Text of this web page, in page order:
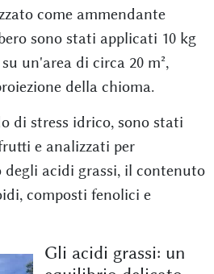
come ammendante
sono stati applicati 10 kg
un'area di circa 20 m²,
della chioma.
di stress idrico, sono stati
e analizzati per
acidi grassi, il contenuto
composti fenolici e
Gli acidi grassi: un